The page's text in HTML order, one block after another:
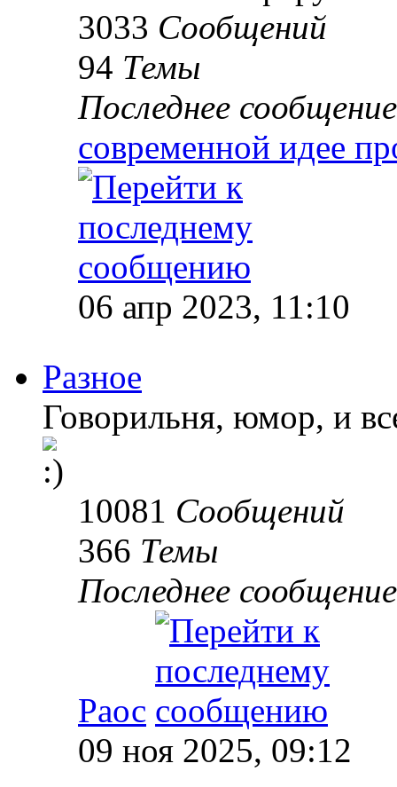
3033 Сообщений
94 Темы
Последнее сообщение
современной идее
06 апр 2023, 11:10
Разное
Говорильня, юмор, и
10081 Сообщений
366 Темы
Последнее сообщение
Раос
09 ноя 2025, 09:12